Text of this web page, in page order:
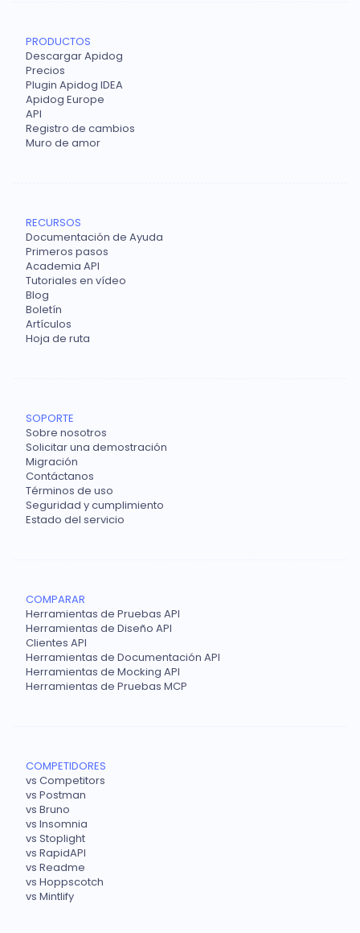
PRODUCTOS
Descargar Apidog
Precios
Plugin Apidog IDEA
Apidog Europe
API
Registro de cambios
Muro de amor
RECURSOS
Documentación de Ayuda
Primeros pasos
Academia API
Tutoriales en vídeo
Blog
Boletín
Artículos
Hoja de ruta
SOPORTE
Sobre nosotros
Solicitar una demostración
Migración
Contáctanos
Términos de uso
Seguridad y cumplimiento
Estado del servicio
COMPARAR
Herramientas de Pruebas API
Herramientas de Diseño API
Clientes API
Herramientas de Documentación API
Herramientas de Mocking API
Herramientas de Pruebas MCP
COMPETIDORES
vs Competitors
vs Postman
vs Bruno
vs Insomnia
vs Stoplight
vs RapidAPI
vs Readme
vs Hoppscotch
vs Mintlify